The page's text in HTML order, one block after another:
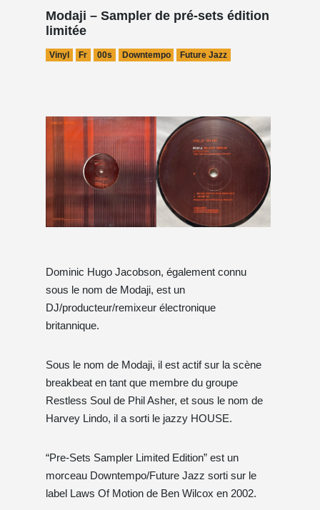
Modaji – Sampler de pré-sets édition
limitée
Vinyl Fr 00s Downtempo Future Jazz
Dominic Hugo Jacobson, également connu
sous le nom de Modaji, est un
DJ/producteur/remixeur électronique
britannique.
Sous le nom de Modaji, il est actif sur la scène
breakbeat en tant que membre du groupe
Restless Soul de Phil Asher, et sous le nom de
Harvey Lindo, il a sorti le jazzy HOUSE.
“Pre-Sets Sampler Limited Edition” est un
morceau Downtempo/Future Jazz sorti sur le
label Laws Of Motion de Ben Wilcox en 2002.